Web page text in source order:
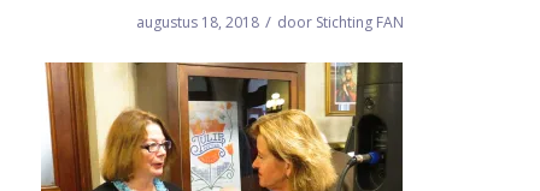
augustus 18, 2018 / door Stichting FAN